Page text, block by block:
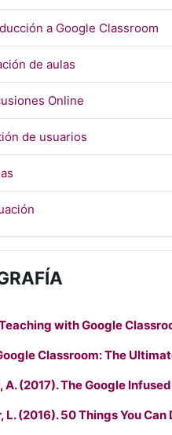
a Google Classroom
de aulas
Online
de usuarios
with Google
Classroom: The
A. (2017). The Google
L. (2016). 50 Things You